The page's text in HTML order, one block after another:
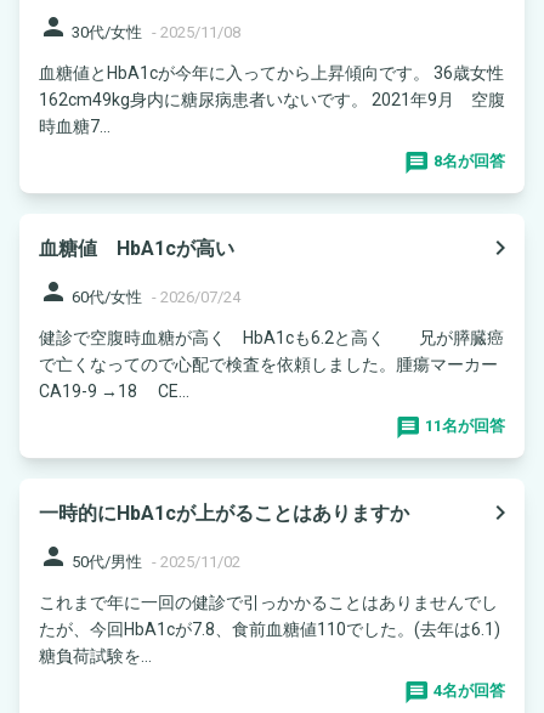
person 30代/女性 - 2025/11/08
血糖値とHbA1cが今年に入ってから上昇傾向です。 36歳女性
162cm49kg身内に糖尿病患者いないです。 2021年9月 空腹
時血糖7...
8名が回答
血糖値 HbA1cが高い
navigate_next
person 60代/女性 - 2026/07/24
健診で空腹時血糖が高く HbA1cも6.2と高く 兄が膵臓癌
で亡くなってので心配で検査を依頼しました。腫瘍マーカー
CA19-9 →18 CE...
11名が回答
一時的にHbA1cが上がることはありますか
navigate_next
person 50代/男性 - 2025/11/02
これまで年に一回の健診で引っかかることはありませんでし
たが、今回HbA1cが7.8、食前血糖値110でした。(去年は6.1)
糖負荷試験を...
4名が回答